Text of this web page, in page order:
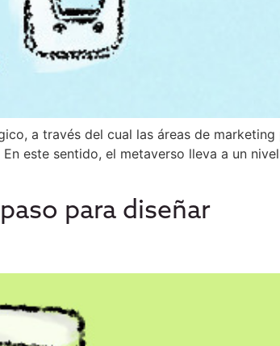
a través del cual las áreas de marketing
este sentido, el metaverso lleva a un
para diseñar